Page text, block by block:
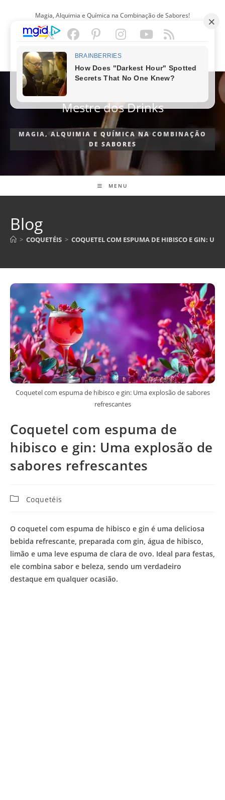
Magia, Alquimia e Química na Combinação de Sabores!
PORTUGUÊS
Mestre dos Drinks
MAGIA, ALQUIMIA E QUÍMICA NA COMBINAÇÃO
DE SABORES
MENU
Blog
> COQUETÉIS > COQUETEL COM ESPUMA DE HIBISCO E GIN:
Coquetel com espuma de hibisco e gin: Uma explosão de sabores
refrescantes
Coquetel com espuma de
hibisco e gin: Uma explosão de
sabores refrescantes
CategoriaCoquetéis
O coquetel com espuma de hibisco e gin é uma deliciosa
bebida refrescante, preparada com gin, água de hibisco,
limão e uma leve espuma de clara de ovo. Ideal para festas,
ele combina sabor e beleza, sendo um verdadeiro
destaque em qualquer ocasião.